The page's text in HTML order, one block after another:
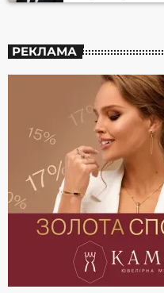
РЕКЛАМА